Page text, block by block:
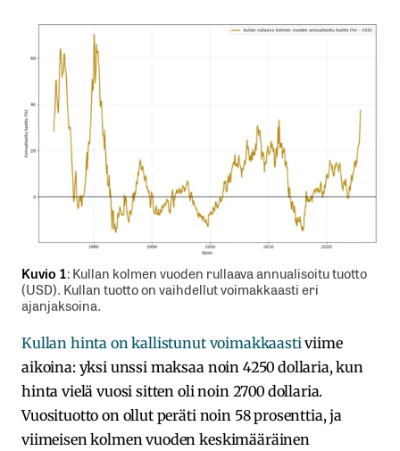
Kuvio 1: Kullan kolmen vuoden rullaava annualisoitu tuotto
(USD). Kullan tuotto on vaihdellut voimakkaasti eri
ajanjaksoina.
Kullan hinta on kallistunut voimakkaastiviime
aikoina: yksi unssi maksaa noin 4250 dollaria, kun
hinta vielä vuosi sitten oli noin 2700 dollaria.
Vuosituotto on ollut peräti noin 58 prosenttia, ja
viimeisen kolmen vuoden keskimääräinen